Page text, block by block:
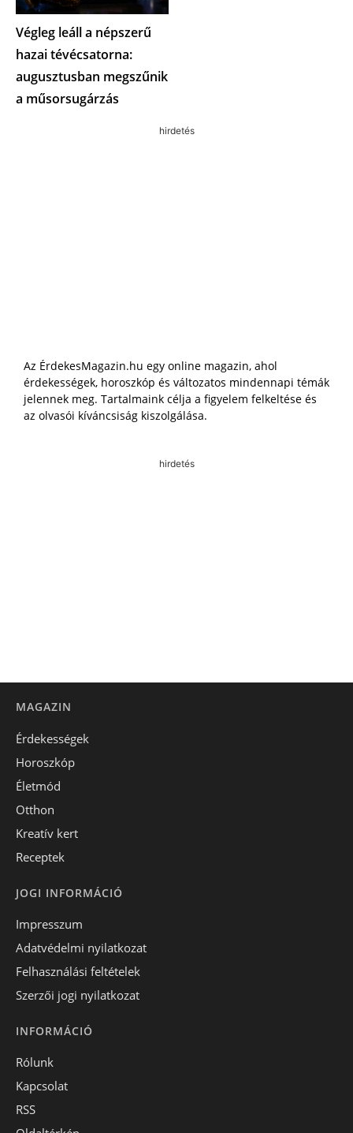
Végleg leáll a népszerű
hazai tévécsatorna:
augusztusban megszűnik
a műsorsugárzás
hirdetés
Az ÉrdekesMagazin.hu egy online magazin, ahol
érdekességek, horoszkóp és változatos mindennapi témák
jelennek meg. Tartalmaink célja a figyelem felkeltése és
az olvasói kíváncsiság kiszolgálása.
hirdetés
MAGAZIN
Érdekességek
Horoszkóp
Életmód
Otthon
Kreatív kert
Receptek
JOGI INFORMÁCIÓ
Impresszum
Adatvédelmi nyilatkozat
Felhasználási feltételek
Szerzői jogi nyilatkozat
INFORMÁCIÓ
Rólunk
Kapcsolat
RSS